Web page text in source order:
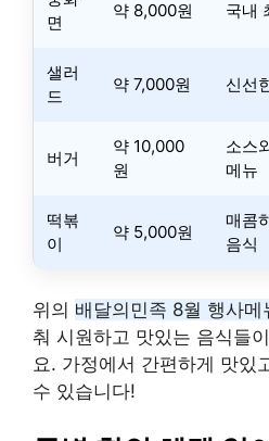
면
약 8,000원 국내
샐러
드
약 7,000원 신선
버거
약 10,000
원
소스
메뉴
떡볶
이
약 5,000원
매콤
음식
위의 배달의민족 8월 행사메
춰 시원하고 맛있는 음식들
요. 가정에서 간편하게 맛있
수 있습니다!